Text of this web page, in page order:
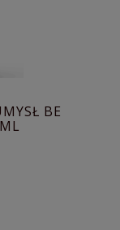
BE